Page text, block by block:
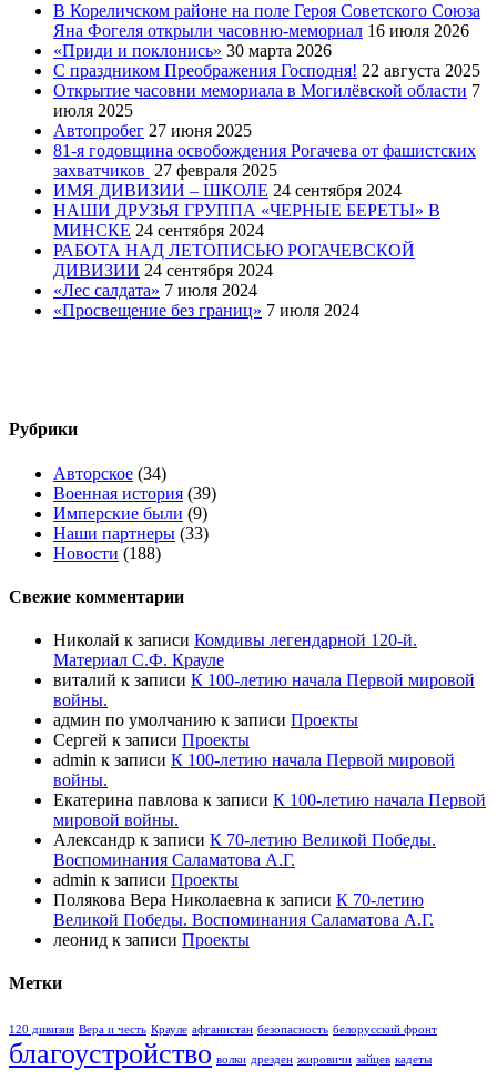
В Кореличском районе на поле Героя Советского Союза
Яна Фогеля открыли часовню-мемориал 16 июля 2026
«Приди и поклонись» 30 марта 2026
C праздником Преображения Господня! 22 августа 2025
Открытие часовни мемориала в Могилёвской области 7
июля 2025
Автопробег 27 июня 2025
81-я годовщина освобождения Рогачева от фашистских
захватчиков 27 февраля 2025
ИМЯ ДИВИЗИИ – ШКОЛЕ 24 сентября 2024
НАШИ ДРУЗЬЯ ГРУППА «ЧЕРНЫЕ БЕРЕТЫ» В
МИНСКЕ 24 сентября 2024
РАБОТА НАД ЛЕТОПИСЬЮ РОГАЧЕВСКОЙ
ДИВИЗИИ 24 сентября 2024
«Лес салдата» 7 июля 2024
«Просвещение без границ» 7 июля 2024
Рубрики
Авторское (34)
Военная история (39)
Имперские были (9)
Наши партнеры (33)
Новости (188)
Свежие комментарии
Николай к записи Комдивы легендарной 120-й.
Материал С.Ф. Крауле
виталий к записи К 100-летию начала Первой мировой
войны.
админ по умолчанию к записи Проекты
Сергей к записи Проекты
admin к записи К 100-летию начала Первой мировой
войны.
Екатерина павлова к записи К 100-летию начала Первой
мировой войны.
Александр к записи К 70-летию Великой Победы.
Воспоминания Саламатова А.Г.
admin к записи Проекты
Полякова Вера Николаевна к записи К 70-летию
Великой Победы. Воспоминания Саламатова А.Г.
леонид к записи Проекты
Метки
120 дивизия Вера и честь Крауле афганистан безопасность белорусский фронт
благоустройство волки дрезден жировичи зайцев кадеты